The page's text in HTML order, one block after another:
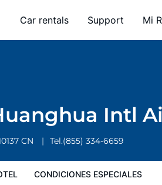
Car rentals Support Mi
Intl
CN Tel.(855) 334-6659
CONDICIONES ESPECIALES